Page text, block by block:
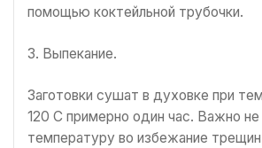
помощью коктейльной трубочки.
3. Выпекание.
Заготовки сушат в духовке при
120 С примерно один час. Важно
температуру во избежание трещин